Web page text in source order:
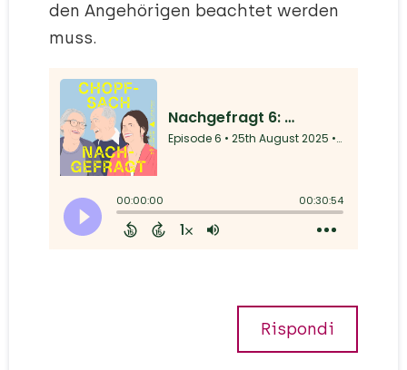
den Angehörigen beachtet werden
muss.
Rispondi